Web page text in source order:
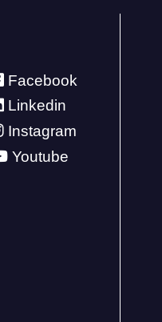
Facebook
Linkedin
Instagram
Youtube